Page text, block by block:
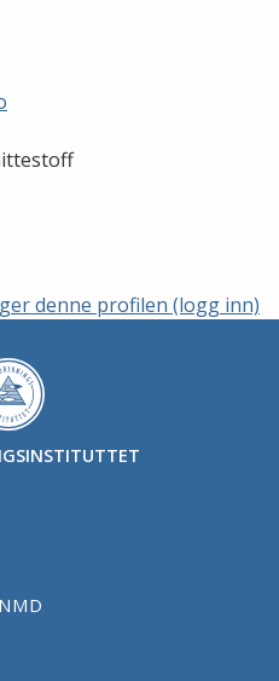
denne profilen (logg inn)